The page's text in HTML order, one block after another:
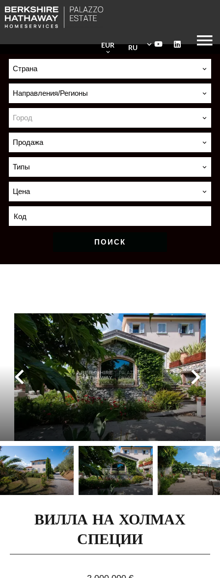
RU
EUR
Страна
Направления/Регионы
Город
Продажа
Типы
Цена
ПОИСК
ВИЛЛА НА ХОЛМАХ
СПЕЦИИ